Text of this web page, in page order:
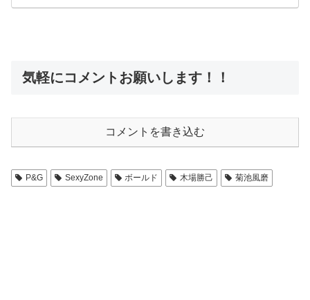
気軽にコメントお願いします！！
コメントを書き込む
P&G SexyZone ボールド 木場勝己 菊池風磨